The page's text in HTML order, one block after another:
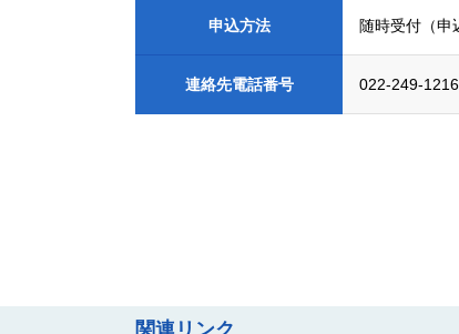
申込方法 随時受付（申
連絡先電話番号 022-249-1216
関連リンク